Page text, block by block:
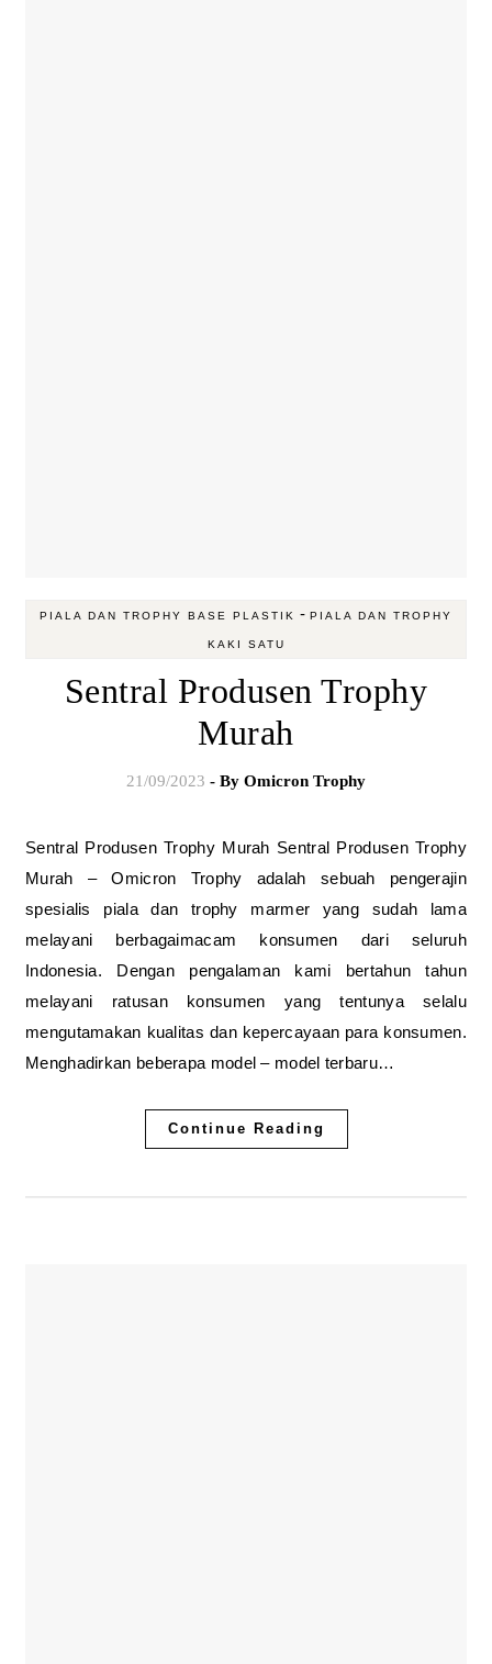
PIALA DAN TROPHY BASE PLASTIK - PIALA DAN TROPHY
KAKI SATU
Sentral Produsen Trophy
Murah
21/09/2023 - By Omicron Trophy
Sentral Produsen Trophy Murah Sentral Produsen Trophy
Murah – Omicron Trophy adalah sebuah pengerajin
spesialis piala dan trophy marmer yang sudah lama
melayani berbagaimacam konsumen dari seluruh
Indonesia. Dengan pengalaman kami bertahun tahun
melayani ratusan konsumen yang tentunya selalu
mengutamakan kualitas dan kepercayaan para konsumen.
Menghadirkan beberapa model – model terbaru…
Continue Reading